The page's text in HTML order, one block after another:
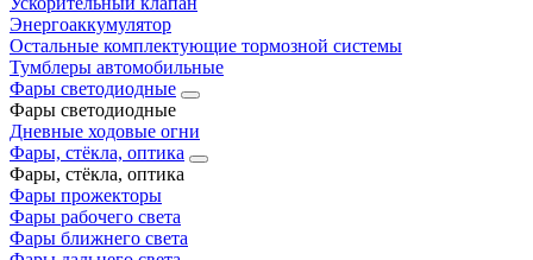
Энергоаккумулятор
Остальные комплектующие тормозной системы
Тумблеры автомобильные
Фары светодиодные
Фары светодиодные
Дневные ходовые огни
Фары, стёкла, оптика
Фары, стёкла, оптика
Фары прожекторы
Фары рабочего света
Фары ближнего света